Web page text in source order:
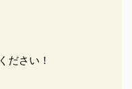
ださい！